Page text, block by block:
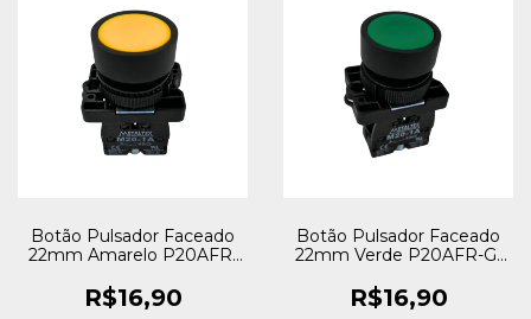
Botão Pulsador Faceado
22mm Amarelo P20AFR-
R$16,90
Botão Pulsador Faceado
22mm Verde P20AFR-G-
R$16,90